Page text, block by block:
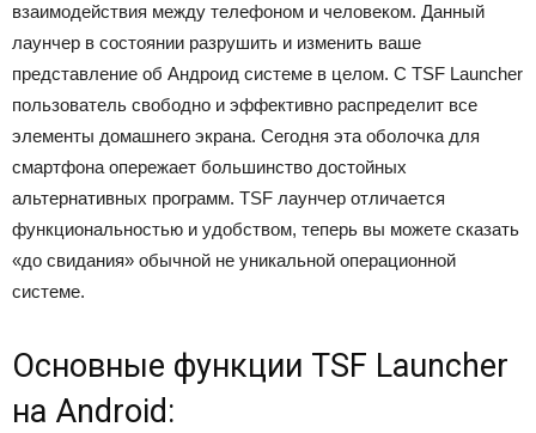
взаимодействия между телефоном и человеком. Данный
лаунчер в состоянии разрушить и изменить ваше
представление об Андроид системе в целом. С TSF Launcher
пользователь свободно и эффективно распределит все
элементы домашнего экрана. Сегодня эта оболочка для
смартфона опережает большинство достойных
альтернативных программ. TSF лаунчер отличается
функциональностью и удобством, теперь вы можете сказать
«до свидания» обычной не уникальной операционной
системе.
Основные функции TSF Launcher
на Android: